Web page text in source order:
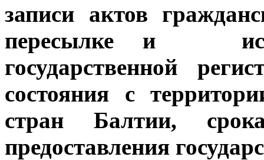
записи актов
пересылке и
государственной
состояния с
стран Балтии,
предоставления